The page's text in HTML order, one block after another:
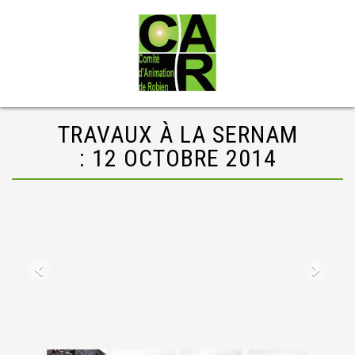
TRAVAUX À LA SERNAM
: 12 OCTOBRE 2014